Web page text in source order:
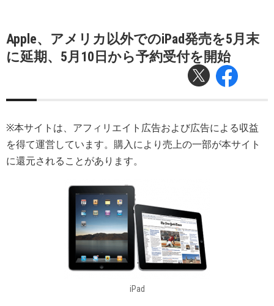
Apple、アメリカ以外でのiPad発売を5月末
に延期、5月10日から予約受付を開始
※本サイトは、アフィリエイト広告および広告による収益
を得て運営しています。購入により売上の一部が本サイト
に還元されることがあります。
iPad